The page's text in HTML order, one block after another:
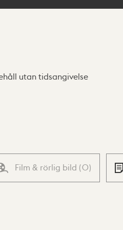
utan tidsangivelse
Film & rörlig bild (0)